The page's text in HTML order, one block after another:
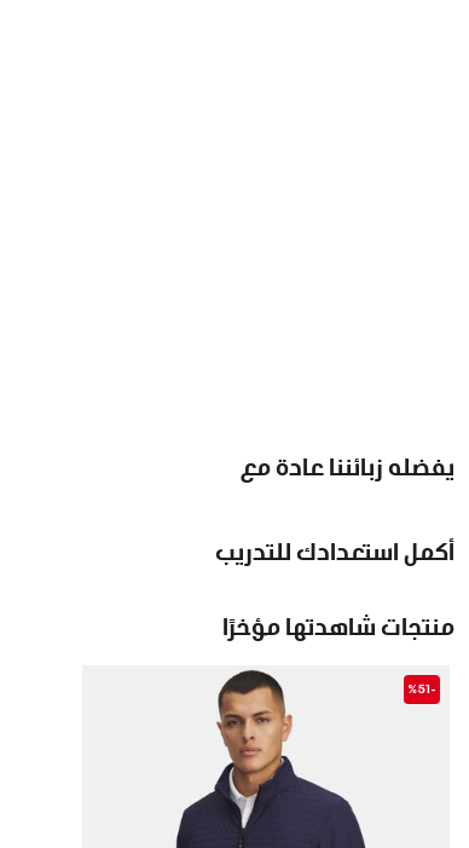
يفضله زبائننا عادة مع
أكمل استعدادك للتدريب
منتجات شاهدتها مؤخرًا
-%51